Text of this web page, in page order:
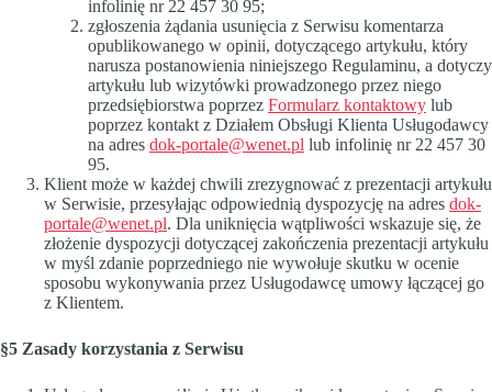
infolinię nr 22 457 30 95;
zgłoszenia żądania usunięcia z Serwisu komentarza
opublikowanego w opinii, dotyczącego artykułu, który
narusza postanowienia niniejszego Regulaminu, a dotyczy
artykułu lub wizytówki prowadzonego przez niego
przedsiębiorstwa poprzez Formularz kontaktowy lub
poprzez kontakt z Działem Obsługi Klienta Usługodawcy
na adres dok-portale@wenet.pl lub infolinię nr 22 457 30
95.
Klient może w każdej chwili zrezygnować z prezentacji artykułu
w Serwisie, przesyłając odpowiednią dyspozycję na adres dok-
portale@wenet.pl. Dla uniknięcia wątpliwości wskazuje się, że
złożenie dyspozycji dotyczącej zakończenia prezentacji artykułu
w myśl zdanie poprzedniego nie wywołuje skutku w ocenie
sposobu wykonywania przez Usługodawcę umowy łączącej go
z Klientem.
§5 Zasady korzystania z Serwisu